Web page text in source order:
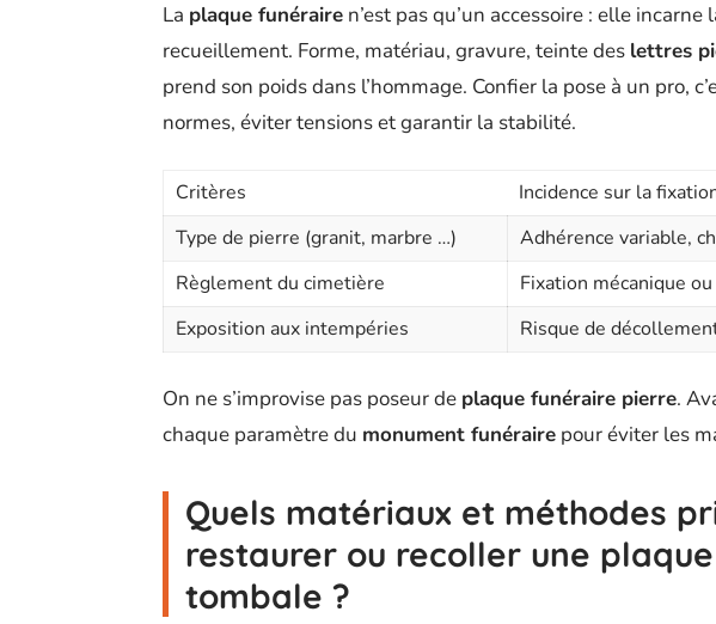
La plaque funéraire n’est pas qu’un accessoire : elle
recueillement. Forme, matériau, gravure, teinte des lettres
prend son poids dans l’hommage. Confier la pose à un pro,
normes, éviter tensions et garantir la stabilité.
Critères
Incidence sur la
Type de pierre (granit, marbre …)
Adhérence variable,
Règlement du cimetière
Fixation mécanique
Exposition aux intempéries
Risque de
On ne s’improvise pas poseur de plaque funéraire pierre.
chaque paramètre du monument funéraire pour éviter les
Quels matériaux et méthodes
restaurer ou recoller une
tombale ?